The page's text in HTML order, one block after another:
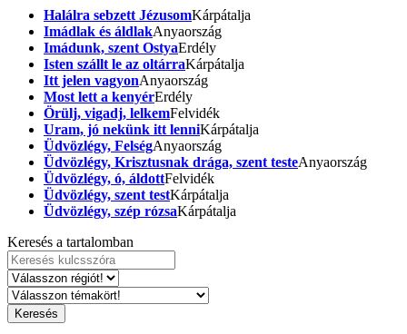
Halálra sebzett JézusomKárpátalja
Imádlak és áldlakAnyaország
Imádunk, szent OstyaErdély
Isten szállt le az oltárraKárpátalja
Itt jelen vagyonAnyaország
Most lett a kenyérErdély
Örülj, vigadj, lelkemFelvidék
Uram, jó nekünk itt lenniKárpátalja
Üdvözlégy, FelségAnyaország
Üdvözlégy, Krisztusnak drága, szent testeAnyaország
Üdvözlégy, ó, áldottFelvidék
Üdvözlégy, szent testKárpátalja
Üdvözlégy, szép rózsaKárpátalja
Keresés a tartalomban